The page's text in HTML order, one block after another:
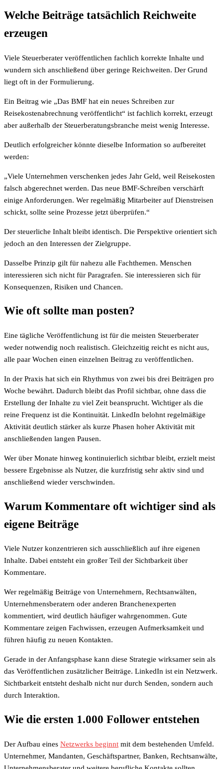
Welche Beiträge tatsächlich Reichweite
erzeugen
Viele Steuerberater veröffentlichen fachlich korrekte Inhalte und
wundern sich anschließend über geringe Reichweiten. Der Grund
liegt oft in der Formulierung.
Ein Beitrag wie „Das BMF hat ein neues Schreiben zur
Reisekostenabrechnung veröffentlicht“ ist fachlich korrekt, erzeugt
aber außerhalb der Steuerberatungsbranche meist wenig Interesse.
Deutlich erfolgreicher könnte dieselbe Information so aufbereitet
werden:
„Viele Unternehmen verschenken jedes Jahr Geld, weil Reisekosten
falsch abgerechnet werden. Das neue BMF-Schreiben verschärft
einige Anforderungen. Wer regelmäßig Mitarbeiter auf Dienstreisen
schickt, sollte seine Prozesse jetzt überprüfen.“
Der steuerliche Inhalt bleibt identisch. Die Perspektive orientiert sich
jedoch an den Interessen der Zielgruppe.
Dasselbe Prinzip gilt für nahezu alle Fachthemen. Menschen
interessieren sich nicht für Paragrafen. Sie interessieren sich für
Konsequenzen, Risiken und Chancen.
Wie oft sollte man posten?
Eine tägliche Veröffentlichung ist für die meisten Steuerberater
weder notwendig noch realistisch. Gleichzeitig reicht es nicht aus,
alle paar Wochen einen einzelnen Beitrag zu veröffentlichen.
In der Praxis hat sich ein Rhythmus von zwei bis drei Beiträgen pro
Woche bewährt. Dadurch bleibt das Profil sichtbar, ohne dass die
Erstellung der Inhalte zu viel Zeit beansprucht. Wichtiger als die
reine Frequenz ist die Kontinuität. LinkedIn belohnt regelmäßige
Aktivität deutlich stärker als kurze Phasen hoher Aktivität mit
anschließenden langen Pausen.
Wer über Monate hinweg kontinuierlich sichtbar bleibt, erzielt meist
bessere Ergebnisse als Nutzer, die kurzfristig sehr aktiv sind und
anschließend wieder verschwinden.
Warum Kommentare oft wichtiger sind als
eigene Beiträge
Viele Nutzer konzentrieren sich ausschließlich auf ihre eigenen
Inhalte. Dabei entsteht ein großer Teil der Sichtbarkeit über
Kommentare.
Wer regelmäßig Beiträge von Unternehmern, Rechtsanwälten,
Unternehmensberatern oder anderen Branchenexperten
kommentiert, wird deutlich häufiger wahrgenommen. Gute
Kommentare zeigen Fachwissen, erzeugen Aufmerksamkeit und
führen häufig zu neuen Kontakten.
Gerade in der Anfangsphase kann diese Strategie wirksamer sein als
das Veröffentlichen zusätzlicher Beiträge. LinkedIn ist ein Netzwerk.
Sichtbarkeit entsteht deshalb nicht nur durch Senden, sondern auch
durch Interaktion.
Wie die ersten 1.000 Follower entstehen
Der Aufbau eines Netzwerks beginnt mit dem bestehenden Umfeld.
Unternehmer, Mandanten, Geschäftspartner, Banken, Rechtsanwälte,